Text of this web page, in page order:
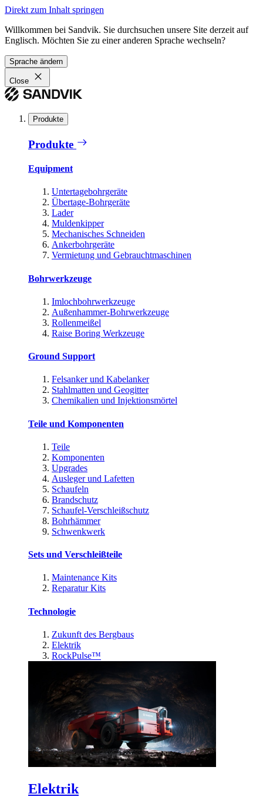
Direkt zum Inhalt springen
Willkommen bei Sandvik. Sie durchsuchen unsere Site derzeit auf
Englisch. Möchten Sie zu einer anderen Sprache wechseln?
Sprache ändern
Close
Produkte
Produkte
Equipment
Untertagebohrgeräte
Übertage-Bohrgeräte
Lader
Muldenkipper
Mechanisches Schneiden
Ankerbohrgeräte
Vermietung und Gebrauchtmaschinen
Bohrwerkzeuge
Imlochbohrwerkzeuge
Außenhammer-Bohrwerkzeuge
Rollenmeißel
Raise Boring Werkzeuge
Ground Support
Felsanker und Kabelanker
Stahlmatten und Geogitter
Chemikalien und Injektionsmörtel
Teile und Komponenten
Teile
Komponenten
Upgrades
Ausleger und Lafetten
Schaufeln
Brandschutz
Schaufel-Verschleißschutz
Bohrhämmer
Schwenkwerk
Sets und Verschleißteile
Maintenance Kits
Reparatur Kits
Technologie
Zukunft des Bergbaus
Elektrik
RockPulse™
Elektrik